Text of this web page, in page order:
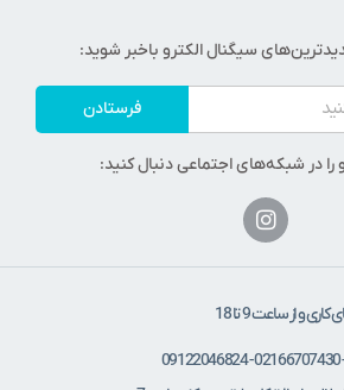
سیگنال الکترو باخبر شوید:
فرستادن
را در شبکه‌های اجتماعی دنبال کنید:
و از ساعت 9 تا 18